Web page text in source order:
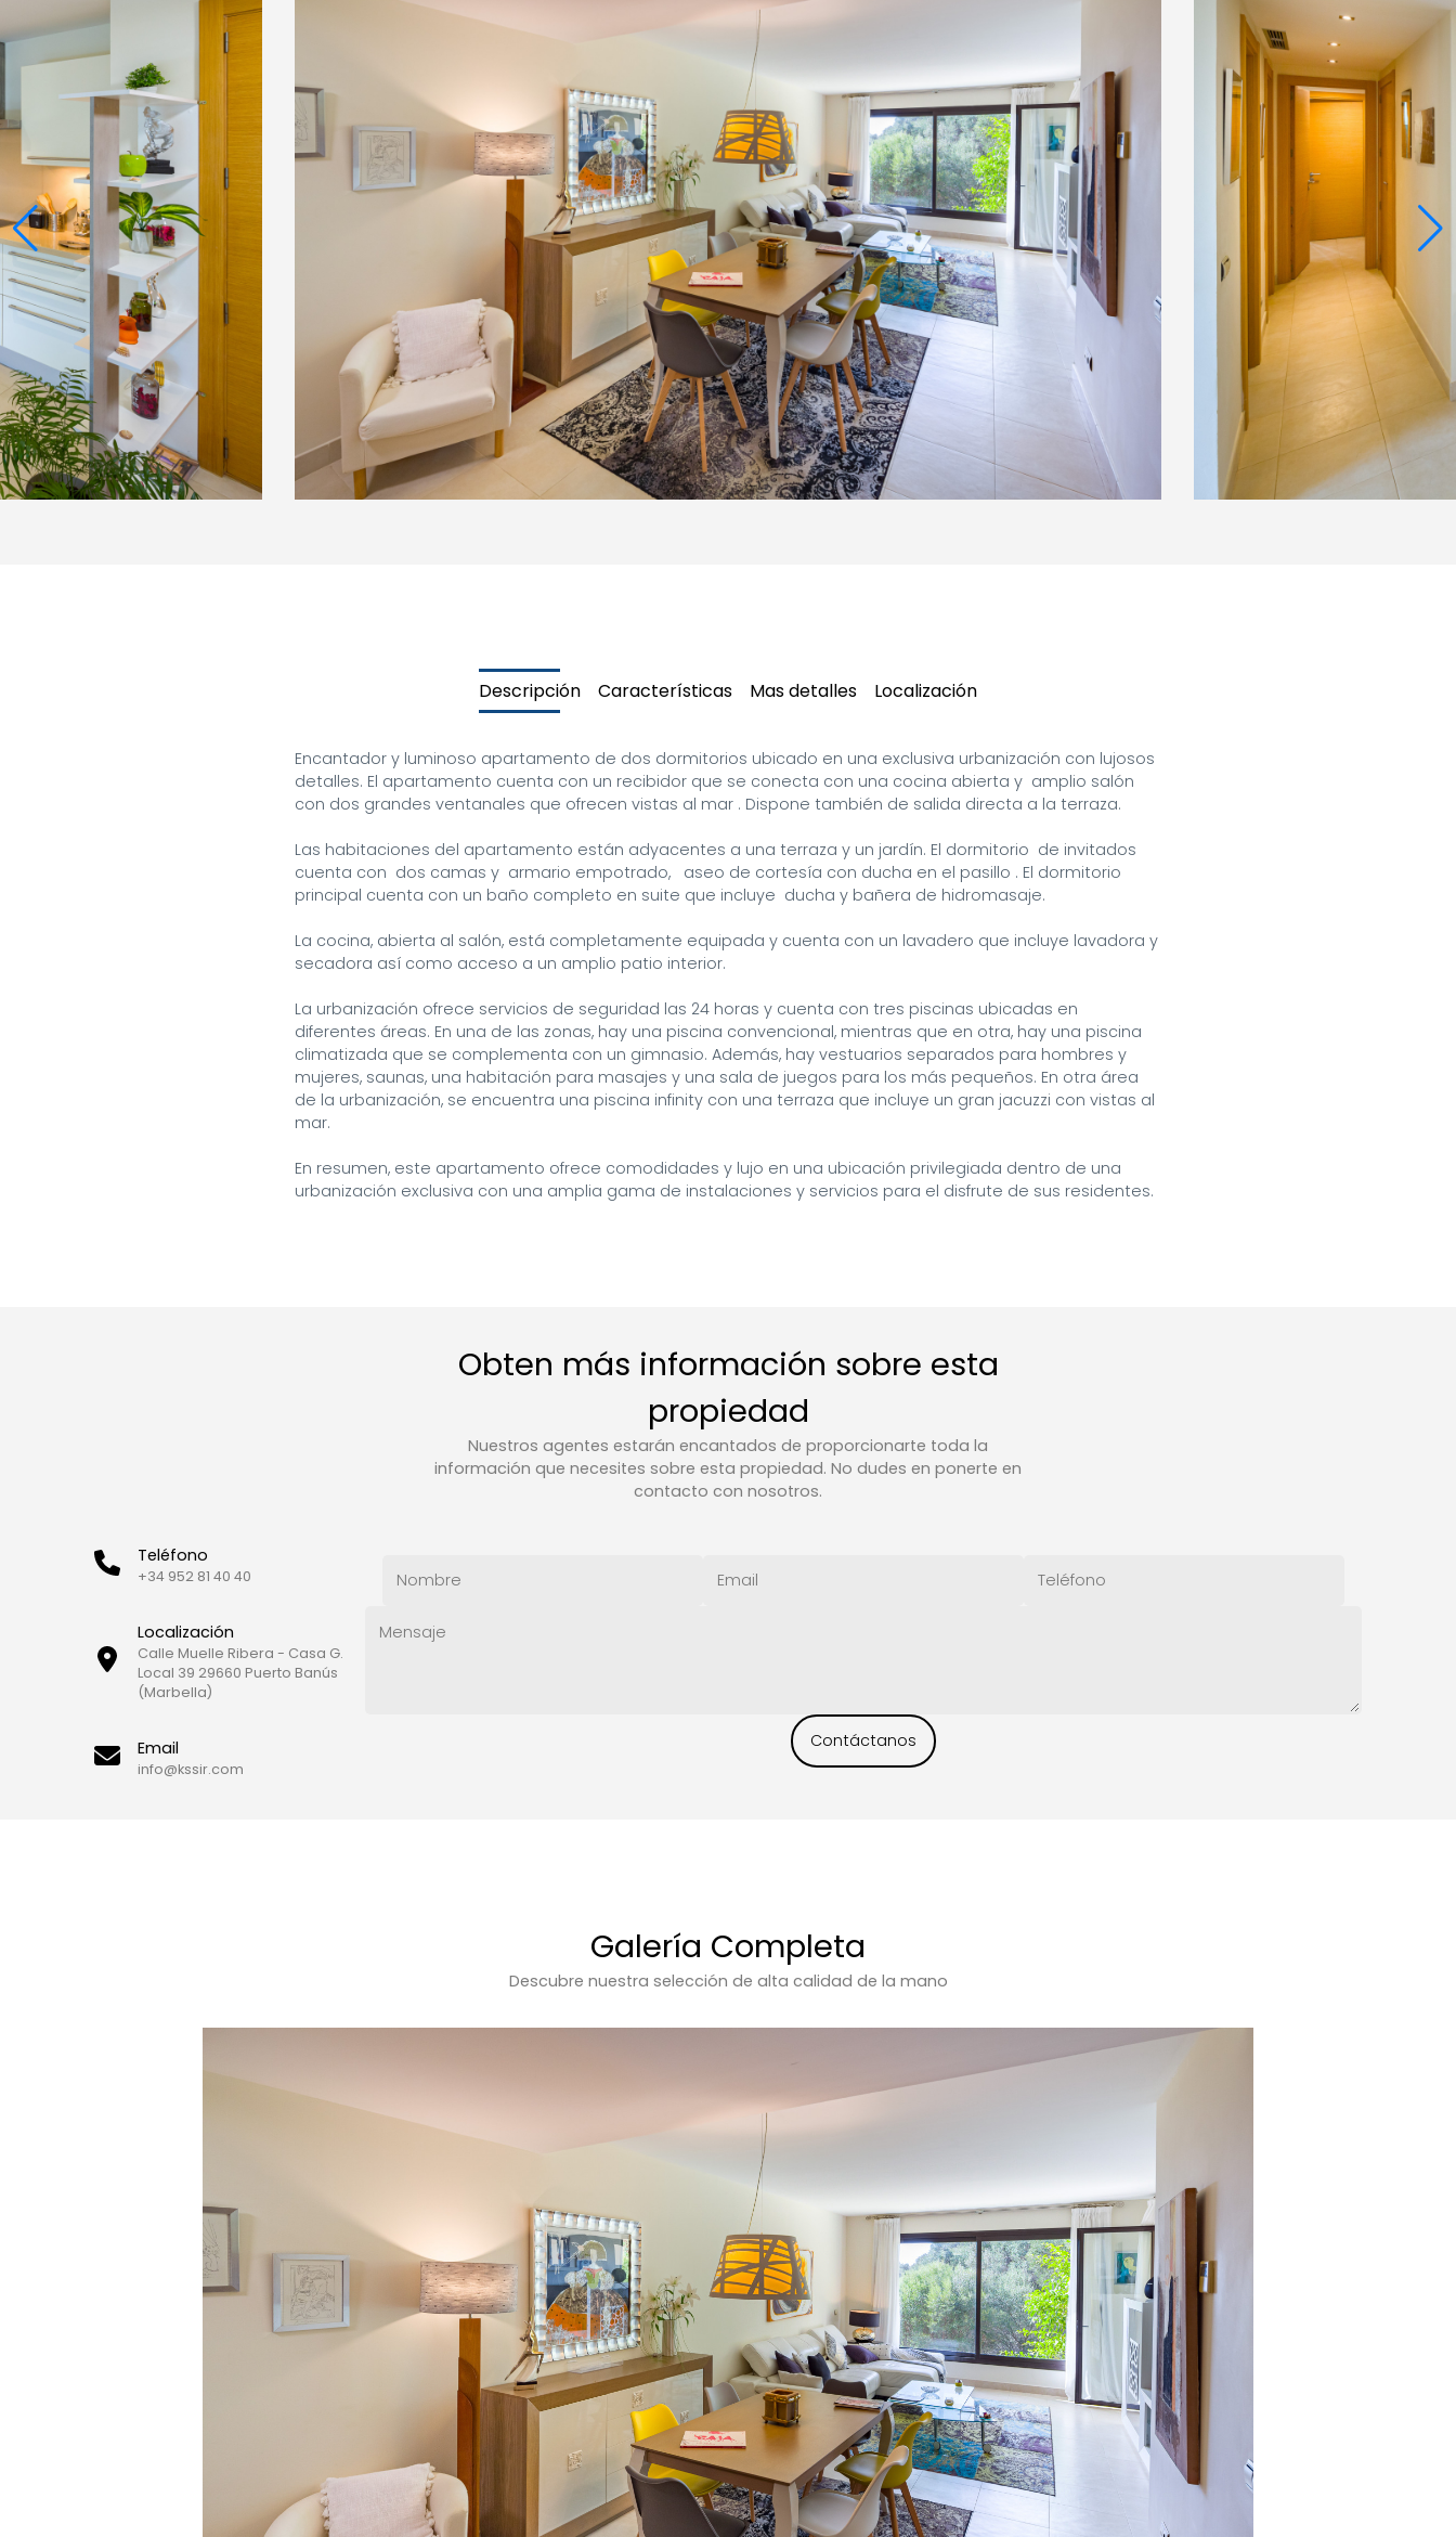
Descripción Características Mas detalles Localización
Encantador y luminoso apartamento de dos dormitorios ubicado en una exclusiva urbanización con lujosos
detalles. El apartamento cuenta con un recibidor que se conecta con una cocina abierta y  amplio salón
con dos grandes ventanales que ofrecen vistas al mar . Dispone también de salida directa a la terraza.
Las habitaciones del apartamento están adyacentes a una terraza y un jardín. El dormitorio  de invitados
cuenta con  dos camas y  armario empotrado,   aseo de cortesía con ducha en el pasillo . El dormitorio
principal cuenta con un baño completo en suite que incluye  ducha y bañera de hidromasaje.
La cocina, abierta al salón, está completamente equipada y cuenta con un lavadero que incluye lavadora y
secadora así como acceso a un amplio patio interior.
La urbanización ofrece servicios de seguridad las 24 horas y cuenta con tres piscinas ubicadas en
diferentes áreas. En una de las zonas, hay una piscina convencional, mientras que en otra, hay una piscina
climatizada que se complementa con un gimnasio. Además, hay vestuarios separados para hombres y
mujeres, saunas, una habitación para masajes y una sala de juegos para los más pequeños. En otra área
de la urbanización, se encuentra una piscina infinity con una terraza que incluye un gran jacuzzi con vistas al
mar.
En resumen, este apartamento ofrece comodidades y lujo en una ubicación privilegiada dentro de una
urbanización exclusiva con una amplia gama de instalaciones y servicios para el disfrute de sus residentes.
Obten más información sobre esta
propiedad
Nuestros agentes estarán encantados de proporcionarte toda la
información que necesites sobre esta propiedad. No dudes en ponerte en
contacto con nosotros.
Teléfono
+34 952 81 40 40
Localización
Calle Muelle Ribera - Casa G.
Local 39 29660 Puerto Banús
(Marbella)
Email
info@kssir.com
Contáctanos
Galería Completa
Descubre nuestra selección de alta calidad de la mano